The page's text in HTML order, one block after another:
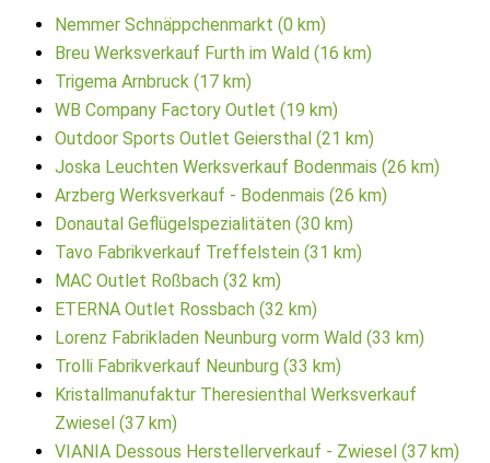
Nemmer Schnäppchenmarkt (0 km)
Breu Werksverkauf Furth im Wald (16 km)
Trigema Arnbruck (17 km)
WB Company Factory Outlet (19 km)
Outdoor Sports Outlet Geiersthal (21 km)
Joska Leuchten Werksverkauf Bodenmais (26 km)
Arzberg Werksverkauf - Bodenmais (26 km)
Donautal Geflügelspezialitäten (30 km)
Tavo Fabrikverkauf Treffelstein (31 km)
MAC Outlet Roßbach (32 km)
ETERNA Outlet Rossbach (32 km)
Lorenz Fabrikladen Neunburg vorm Wald (33 km)
Trolli Fabrikverkauf Neunburg (33 km)
Kristallmanufaktur Theresienthal Werksverkauf
Zwiesel (37 km)
VIANIA Dessous Herstellerverkauf - Zwiesel (37 km)